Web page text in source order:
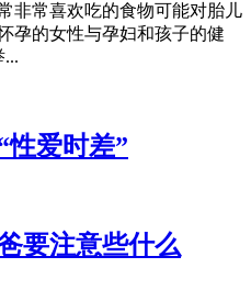
非常喜欢吃的食物可能对胎儿
孕的女性与孕妇和孩子的健
...
性爱时差”
要注意些什么